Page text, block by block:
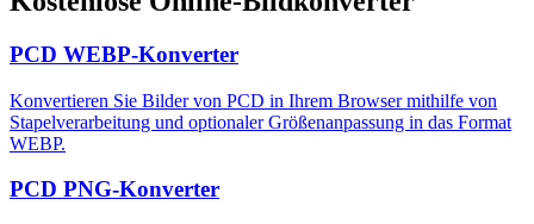
PCD WEBP-Konverter
Konvertieren Sie Bilder von PCD in Ihrem Browser mithilfe von
Stapelverarbeitung und optionaler Größenanpassung in das Format
WEBP.
PCD PNG-Konverter